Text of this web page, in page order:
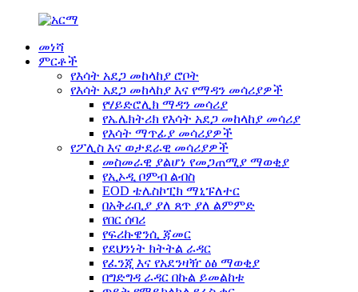
መነሻ
ምርቶች
የእሳት አደጋ መከላከያ ሮቦት
የእሳት አደጋ መከላከያ እና የማዳን መሳሪያዎች
የሃይድሮሊክ ማዳን መሳሪያ
የኤሌክትሪክ የእሳት አደጋ መከላከያ መሳሪያ
የእሳት ማጥፊያ መሳሪያዎች
የፖሊስ እና ወታደራዊ መሳሪያዎች
መስመራዊ ያልሆነ የመጋጠሚያ ማወቂያ
የኢኦዲ ቦምብ ልብስ
EOD ቴሌስኮፒክ ማኒፑለተር
በአቅራቢያ ያለ ጸጥ ያለ ልምምድ
የበር ሰባሪ
የፍሪኩዌንሲ ጃመር
የደህንነት ክትትል ራዳር
የፈንጂ እና የአደንዛዥ ዕፅ ማወቂያ
በግድግዳ ራዳር በኩል ይመልከቱ